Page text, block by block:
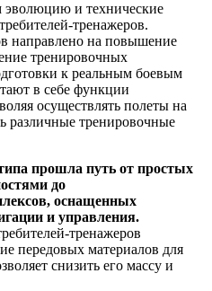
эволюцию и технические
тренажеров.
направлено на повышение
тренировочных
к реальным боевым
в себе функции
осуществлять полеты на
различные тренировочные
прошла путь от простых
до
оснащенных
и управления.
тренажеров
передовых материалов для
снизить его массу и